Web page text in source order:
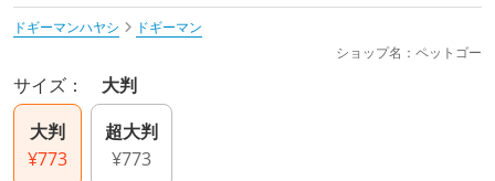
ドギーマンハヤシ
ドギーマン
ショップ名：ペットゴー
サイズ： 大判
大判
¥773
超大判
¥773